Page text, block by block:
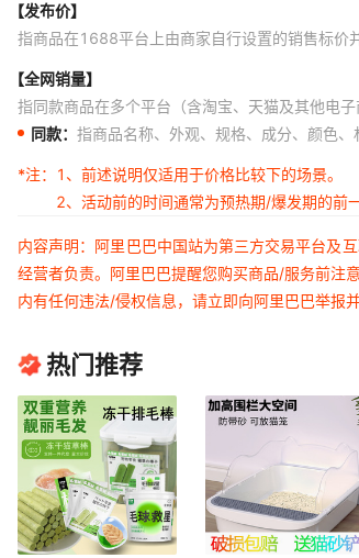
【发布价】
指商品在1688平台上由商家自行设置的销售标价
【全网销量】
指同款商品在多个平台（含淘宝、天猫及其他电
同款： 指商品名称、外观、规格、成分、颜色
*注：
1、前述说明仅适用于价格比较下的场景。
2、活动前的时间通常为预热期/爆发期的前
内容声明：阿里巴巴中国站为第三方交易平台及
经营者负责。阿里巴巴提醒您购买商品/服务前注
内有任何违法/侵权信息，请立即向阿里巴巴举报
热门推荐